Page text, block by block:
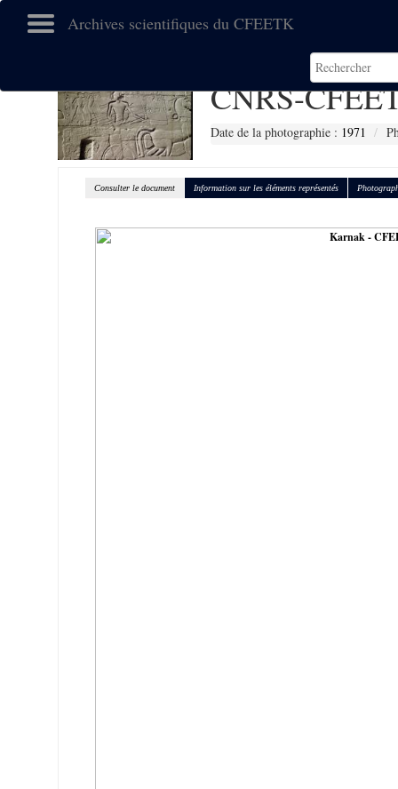
Archives scientifiques du CFEETK
CNRS-
Date de la photographie : 1971
Consulter le document Information sur les éléments représentés